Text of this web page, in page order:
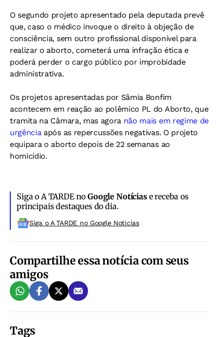
O segundo projeto apresentado pela deputada prevê
que, caso o médico invoque o direito à objeção de
consciência, sem outro profissional disponível para
realizar o aborto, cometerá uma infração ética e
poderá perder o cargo público por improbidade
administrativa.
Os projetos apresentadas por Sâmia Bonfim
acontecem em reação ao polêmico PL do Aborto, que
tramita na Câmara, mas agora não mais em regime de
urgênciaapós as repercussões negativas. O projeto
equipara o aborto depois de 22 semanas ao
homicídio.
Siga o A TARDE noGoogle Notíciase receba os
principais destaques do dia.
Siga o A TARDE no Google Noticias
Compartilhe essa notícia com seus
amigos
Tags